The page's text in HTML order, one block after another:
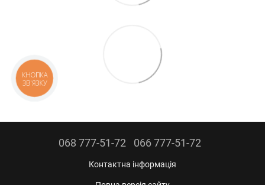
068 777-51-72 066 777-51-72
Контактна інформація
КНОПКА
ЗВ'ЯЗКУ